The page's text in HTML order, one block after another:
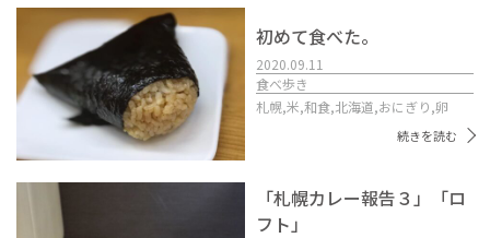
初めて食べた。
2020.09.11
食べ歩き
札幌,米,和食,北海道,おにぎり,卵
続きを読む
「札幌カレー報告３」「ロ
フト」